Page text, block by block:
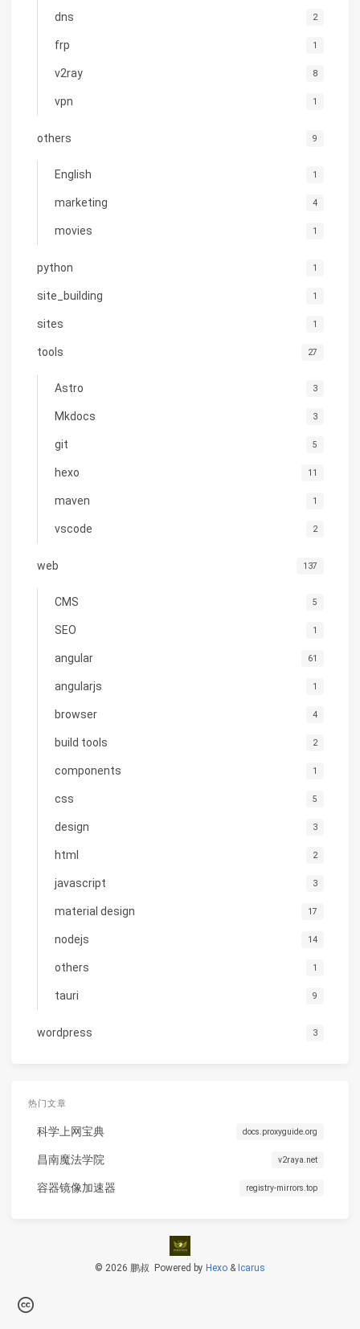
dns 2
frp 1
v2ray 8
vpn 1
others 9
English 1
marketing 4
movies 1
python 1
site_building 1
sites 1
tools 27
Astro 3
Mkdocs 3
git 5
hexo 11
maven 1
vscode 2
web 137
CMS 5
SEO 1
angular 61
angularjs 1
browser 4
build tools 2
components 1
css 5
design 3
html 2
javascript 3
material design 17
nodejs 14
others 1
tauri 9
wordpress 3
热门文章
科学上网宝典 docs.proxyguide.org
昌南魔法学院 v2raya.net
容器镜像加速器 registry-mirrors.top
© 2026 鹏叔 Powered by Hexo & Icarus